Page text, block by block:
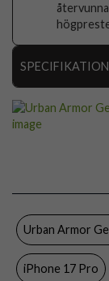
Artikelnummer
Passar till
Färg
Material
Varumärke
Urban Armor
iPhone 17 Pro